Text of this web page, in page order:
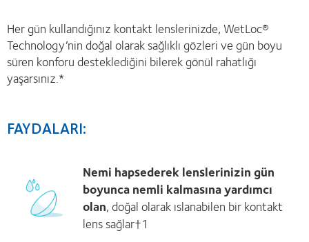
Her gün kullandığınız kontakt lenslerinizde, WetLoc®
Technology’nin doğal olarak sağlıklı gözleri ve gün boyu
süren konforu desteklediğini bilerek gönül rahatlığı
yaşarsınız.*
FAYDALARI:
Nemi hapsederek lenslerinizin gün
boyunca nemli kalmasına yardımcı
olan, doğal olarak ıslanabilen bir kontakt
lens sağlar†1